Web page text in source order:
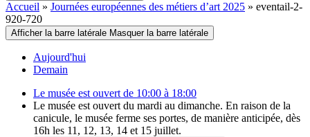
Accueil » Journées européennes des métiers d’art 2025 » eventail-2-
920-720
Afficher la barre latérale Masquer la barre latérale
Aujourd'hui
Demain
Le musée est ouvert de 10:00 à 18:00
Le musée est ouvert du mardi au dimanche. En raison de la
canicule, le musée ferme ses portes, de manière anticipée, dès
16h les 11, 12, 13, 14 et 15 juillet.